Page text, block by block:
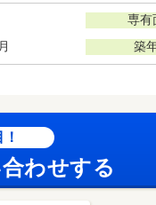
専有
築
わせする